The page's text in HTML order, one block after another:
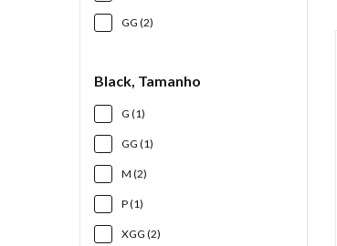
GG (2)
Black, Tamanho
G (1)
GG (1)
M (2)
P (1)
XGG (2)